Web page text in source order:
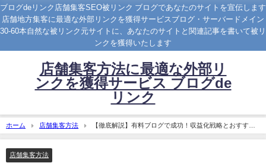
ブログdeリンク店舗集客SEO被リンク ブログであなたのサイトを宣伝します
店舗地方集客に最適な外部リンクを獲得サービスブログ・サーバードメイン
30-60本自然な被リンク元サイトに、あなたのサイトと関連記事を書いて被リ
ンクを獲得いたします
店舗集客方法に最適な外部リ
ンクを獲得サービス ブログde
リンク
ホーム 店舗集客方法
【徹底解説】有料ブログで成功！収益化戦略とおすすめ
サービス
店舗集客方法